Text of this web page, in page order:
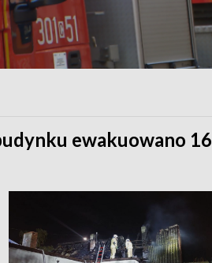
ewakuowano 16